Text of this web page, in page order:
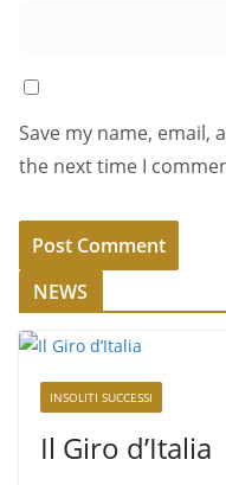
Save my name,
the next time I
NEWS
INSOLITI SUCCESSI
Il Giro d’Italia